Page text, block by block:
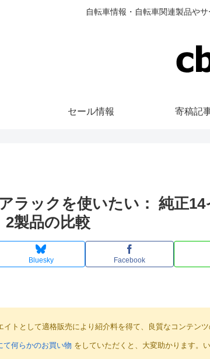
自転車情報・自転車関連製品や
セール情報 寄稿記
ラックを使いたい： 純正
製品の比較
Bluesky Facebook
トとして適格販売により紹介料を得て、良質なコンテン
て何らかのお買い物 をしていただくと、大変助かります。